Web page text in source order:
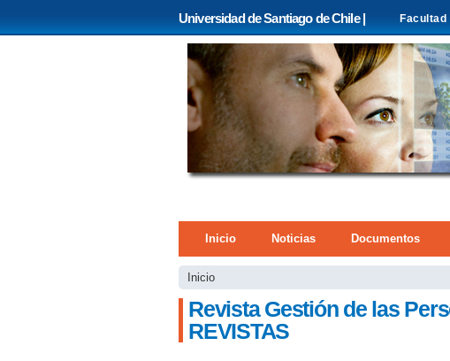
Universidad de Santiago de Chile | Facultad
Menú principal
Inicio Noticias Documentos
Se encuentra usted aquí
Inicio
Revista Gestión de las
REVISTAS